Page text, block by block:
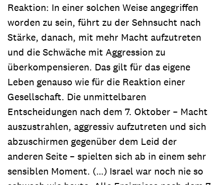
Reaktion: In einer solchen Weise angegriffen
worden zu sein, führt zu der Sehnsucht nach
Stärke, danach, mit mehr Macht aufzutreten
und die Schwäche mit Aggression zu
überkompensieren. Das gilt für das eigene
Leben genauso wie für die Reaktion einer
Gesellschaft. Die unmittelbaren
Entscheidungen nach dem 7. Oktober – Macht
auszustrahlen, aggressiv aufzutreten und sich
abzuschirmen gegenüber dem Leid der
anderen Seite – spielten sich ab in einem sehr
sensiblen Moment. (…) Israel war noch nie so